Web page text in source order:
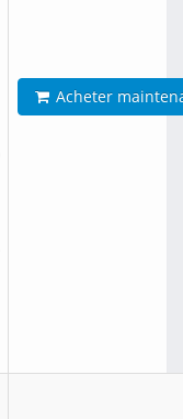
Acheter